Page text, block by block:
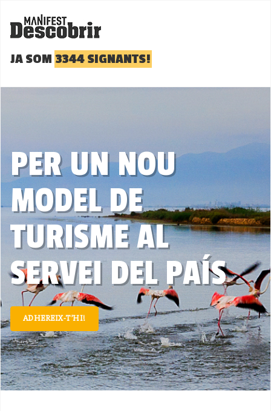
JA SOM 3344 SIGNANTS!
PER UN NOU
MODEL DE
TURISME AL
SERVEI DEL PAÍS
ADHEREIX-T’HI!